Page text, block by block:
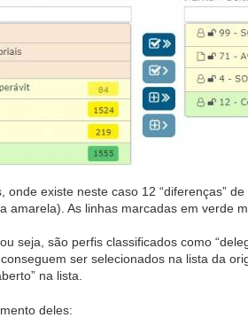
existe neste caso 12 “diferenças”
As linhas marcadas em verde
seja, são perfis classificados como
ser selecionados na lista da
na lista.
deles: